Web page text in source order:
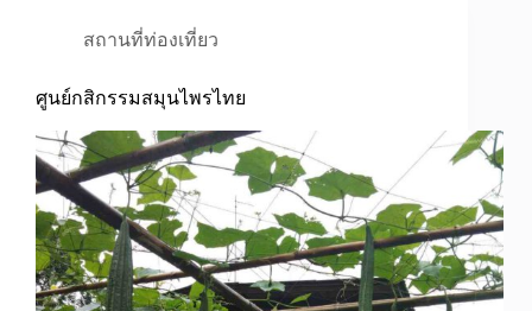
สถานที่ท่องเที่ยว
ศูนย์กสิกรรมสมุนไพรไทย